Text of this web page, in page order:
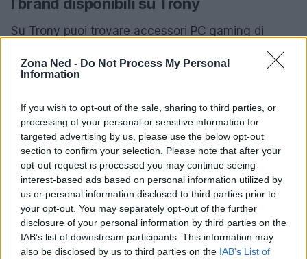
Zona Ned - Do Not Process My Personal
Information
If you wish to opt-out of the sale, sharing to third parties, or
processing of your personal or sensitive information for
targeted advertising by us, please use the below opt-out
section to confirm your selection. Please note that after your
opt-out request is processed you may continue seeing
interest-based ads based on personal information utilized by
us or personal information disclosed to third parties prior to
your opt-out. You may separately opt-out of the further
disclosure of your personal information by third parties on the
IAB’s list of downstream participants. This information may
also be disclosed by us to third parties on the IAB’s List of
Su Trony puoi trovare accessori PC gaming di
completare la postazione in base a budget, stile e
categoria puoi trovare:
Trustpropone una selezione ampia di accessori
gaming, con cuffie, headset wireless e sedie
pensate per diverse fasce di prezzo. È un marchio
adatto a chi cerca soluzioni concrete per
completare il setup senza complicazioni.
Logitechoffre accessori gaming orientati alla